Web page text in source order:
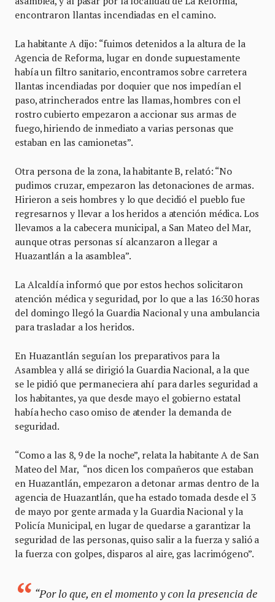
encontraron llantas incendiadas en el camino.
La habitante A dijo: “fuimos detenidos a la altura de la
Agencia de Reforma, lugar en donde supuestamente
había un filtro sanitario, encontramos sobre carretera
llantas incendiadas por doquier que nos impedían el
paso, atrincherados entre las llamas, hombres con el
rostro cubierto empezaron a accionar sus armas de
fuego, hiriendo de inmediato a varias personas que
estaban en las camionetas”.
Otra persona de la zona, la habitante B, relató: “No
pudimos cruzar, empezaron las detonaciones de armas.
Hirieron a seis hombres y lo que decidió el pueblo fue
regresarnos y llevar a los heridos a atención médica. Los
llevamos a la cabecera municipal, a San Mateo del Mar,
aunque otras personas sí alcanzaron a llegar a
Huazantlán a la asamblea”.
La Alcaldía informó que por estos hechos solicitaron
atención médica y seguridad, por lo que a las 16:30 horas
del domingo llegó la Guardia Nacional y una ambulancia
para trasladar a los heridos.
En Huazantlán seguían los preparativos para la
Asamblea y allá se dirigió la Guardia Nacional, a la que
se le pidió que permaneciera ahí para darles seguridad a
los habitantes, ya que desde mayo el gobierno estatal
había hecho caso omiso de atender la demanda de
seguridad.
“Como a las 8, 9 de la noche”, relata la habitante A de San
Mateo del Mar, “nos dicen los compañeros que estaban
en Huazantlán, empezaron a detonar armas dentro de la
agencia de Huazantlán, que ha estado tomada desde el 3
de mayo por gente armada y la Guardia Nacional y la
Policía Municipal, en lugar de quedarse a garantizar la
seguridad de las personas, quiso salir a la fuerza y salió a
la fuerza con golpes, disparos al aire, gas lacrimógeno”.
“Por lo que, en el momento y con la presencia de